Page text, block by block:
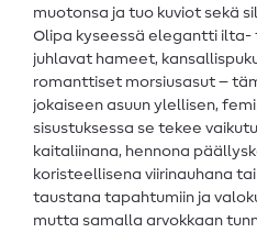
muotonsa ja tuo kuviot sekä
Olipa kyseessä elegantti ilta-
juhlavat hameet,
romanttiset morsiusasut –
jokaiseen asuun ylellisen,
sisustuksessa se tekee
kaitaliinana, hennona
koristeellisena viirinauhana
taustana tapahtumiin ja
mutta samalla arvokkaan